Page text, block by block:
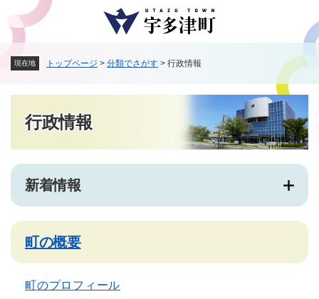
メニューを飛ばして本文へ
現在地 トップページ > 分類でさがす > 行政情報
行政情報
新着情報
町の概要
町のプロフィール